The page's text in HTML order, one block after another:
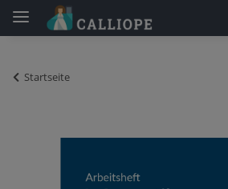
Startseite